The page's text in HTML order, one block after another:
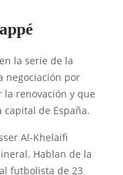
la serie de la
negociación por
la renovación y que
de España.
Al-Khelaifi
Hablan de la
futbolista de 23